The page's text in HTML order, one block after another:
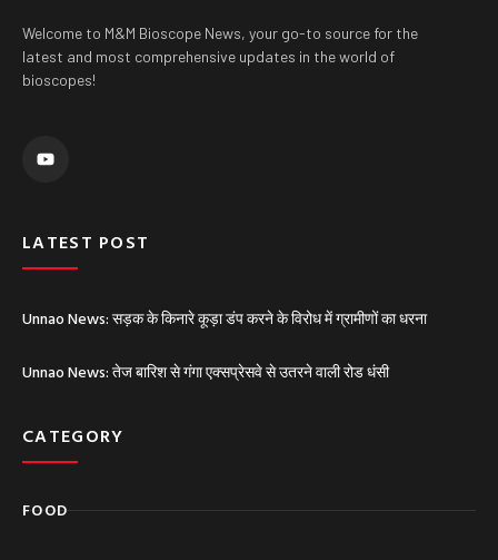
Welcome to M&M Bioscope News, your go-to source for the
latest and most comprehensive updates in the world of
bioscopes!
u
LATEST POST
Unnao News: सड़क के किनारे कूड़ा डंप करने के विरोध में ग्रामीणों का धरना
Unnao News: तेज बारिश से गंगा एक्सप्रेसवे से उतरने वाली रोड धंसी
CATEGORY
FOOD